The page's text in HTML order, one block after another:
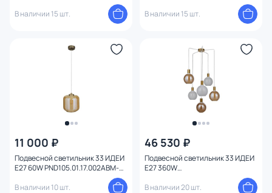
В наличии 15 шт.
В наличии 15 шт.
11 000 ₽
Подвесной светильник 33 ИДЕИ
Е27 60W PND105.01.17.002ABM-
В наличии 10 шт.
46 530 ₽
Подвесной светильник 33 ИДЕИ
Е27 360W
PND169M.05WH.3.001PA-S13AM-
S13WH
В наличии 20 шт.